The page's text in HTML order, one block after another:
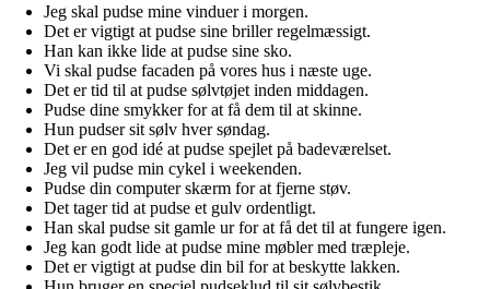
Jeg skal pudse mine vinduer i morgen.
Det er vigtigt at pudse sine briller regelmæssigt.
Han kan ikke lide at pudse sine sko.
Vi skal pudse facaden på vores hus i næste uge.
Det er tid til at pudse sølvtøjet inden middagen.
Pudse dine smykker for at få dem til at skinne.
Hun pudser sit sølv hver søndag.
Det er en god idé at pudse spejlet på badeværelset.
Jeg vil pudse min cykel i weekenden.
Pudse din computer skærm for at fjerne støv.
Det tager tid at pudse et gulv ordentligt.
Han skal pudse sit gamle ur for at få det til at fungere igen.
Jeg kan godt lide at pudse mine møbler med træpleje.
Det er vigtigt at pudse din bil for at beskytte lakken.